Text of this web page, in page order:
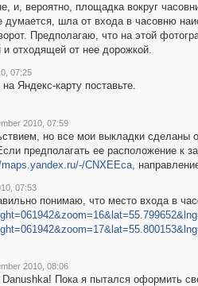
и, вероятно, площадка вокруг
шла от входа в часовню
Предполагаю, что на этой
отходящей от нее дорожкой.
07:25
Яндекс-карту поставьте.
2010, 07:59
но все мои выкладки сделаны
предполагать ее расположение к
CNXEEca,
07:53
понимаю, что место входа в
2010, 08:06
Пока я пытался оформить